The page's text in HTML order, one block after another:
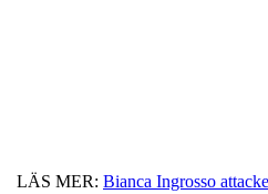
LÄS MER: Bianca Ingrosso